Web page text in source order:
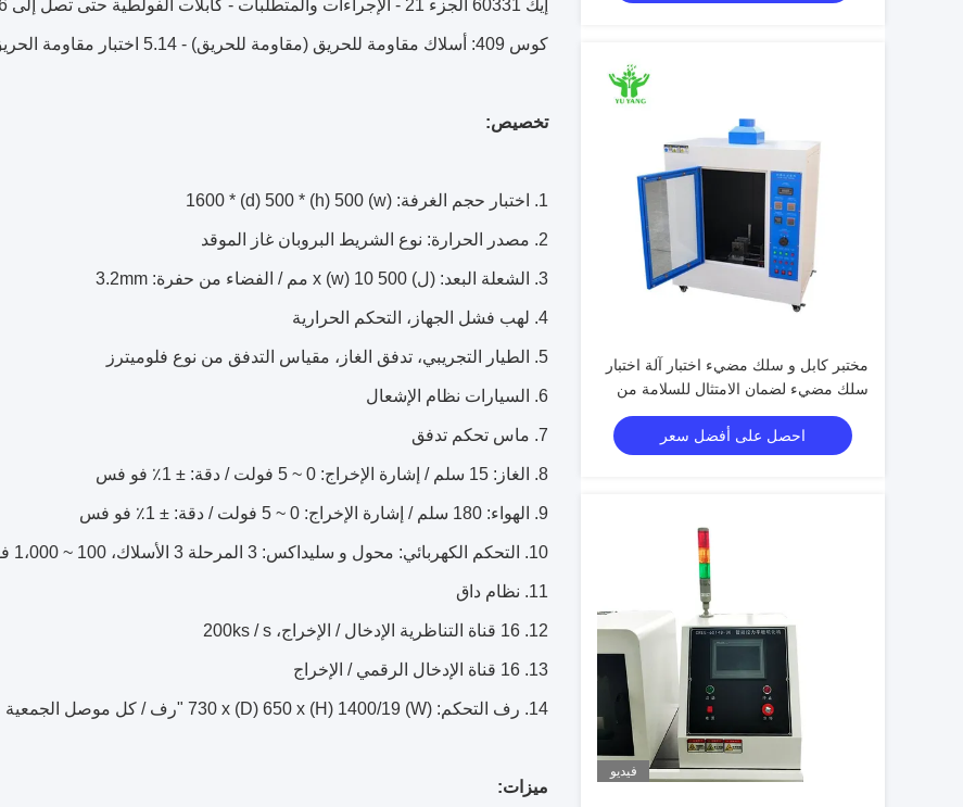
مختبر كابل و سلك مضيء اختبار آلة اختبار
سلك مضيء لضمان الامتثال للسلامة من
المنتجات الكهربائية والإلكترونية
احصل على أفضل سعر
فيديو
إيك 60331 الجزء 21 - الإجراءات والمتطلبات - كابلات الفولطية حتى تصل إلى 0.6 / 1kV
كوس 409: أسلاك مقاومة للحريق (مقاومة للحريق) - 5.14 اختبار مقاومة الحريق
تخصيص:
1. اختبار حجم الغرفة: (w) 1600 * (d) 500 * (h) 500
2. مصدر الحرارة: نوع الشريط البروبان غاز الموقد
3. الشعلة البعد: (ل) 500 x (w) 10 مم / الفضاء من حفرة: 3.2mm
4. لهب فشل الجهاز، التحكم الحرارية
5. الطيار التجريبي، تدفق الغاز، مقياس التدفق من نوع فلوميترز
6. السيارات نظام الإشعال
7. ماس تحكم تدفق
8. الغاز: 15 سلم / إشارة الإخراج: 0 ~ 5 فولت / دقة: ± 1٪ فو فس
9. الهواء: 180 سلم / إشارة الإخراج: 0 ~ 5 فولت / دقة: ± 1٪ فو فس
10. التحكم الكهربائي: محول و سليداكس: 3 المرحلة 3 الأسلاك، 100 ~ 1،000 فولت
11. نظام داق
12. 16 قناة التناظرية الإدخال / الإخراج، 200ks / s
13. 16 قناة الإدخال الرقمي / الإخراج
14. رف التحكم: (W) 730 x (D) 650 x (H) 1400/19 "رف / كل موصل الجمعية
ميزات: